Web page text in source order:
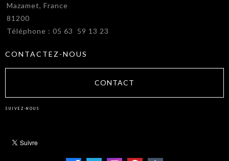
Mazamet, France
81200
Téléphone : 05 63 59 13 23
CONTACTEZ-NOUS
CONTACT
SUIVEZ-NOUS